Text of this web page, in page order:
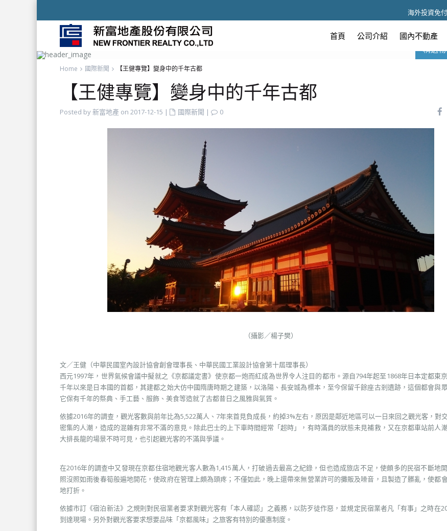
海外投資免
首頁 公司介紹 國內不動產
精選
所有
Home 國際新聞 【王健專覽】變身中的千年古都
【王健專覽】變身中的千年古都
Posted by 新富地產 on 2017-12-15 | 國際新聞 | 0
（攝影／楊子樊）
文／王健（中華民國室內設計協會創會理事長、中華民國工業設計協會第十屆理事長）
西元1997年，世界氣候會議中擬就之《京都議定書》使京都一炮而紅成為世界令人注目的都市。源自794年起至1868年日本定都東
千年以來是日本國的首都，其建都之始大仿中國隋唐時期之建築，以洛陽、長安城為標本，至今保留千餘座古剎遺跡，這個都會與
它保有千年的祭典、手工藝、服飾、美食等造就了古都昔日之風雅與氣質。
依據2016年的調查，觀光客數與前年比為5,522萬人、7年來首見負成長，約掉3%左右，原因是鄰近地區可以一日來回之觀光客，對
密集的人潮，造成的混雜有非常不滿的意見。除此巴士的上下車時間經常「超時」，有時滿員的狀態未見補救，又在京都車站前人
大排長龍的場景不時可見，也引起觀光客的不滿與爭議。
在2016年的調查中又發現在京都住宿地觀光客人數為1,415萬人，打破過去最高之紀錄，但也造成旅店不足，使頗多的民宿不斷地
照沒照如雨後春筍般遍地開花，使政府在管理上頗為頭疼；不僅如此，晚上還帶來無營業許可的攤販及噪音，且製造了髒亂，使都
地打折。
依據市訂《宿泊新法》之規則對民宿業者要求對觀光客有「本人確認」之義務，以防歹徒作惡，並規定民宿業者凡「有事」之時在
到達現場。另外對觀光客要求想要品味「京都風味」之旅客有特別的優惠制度。